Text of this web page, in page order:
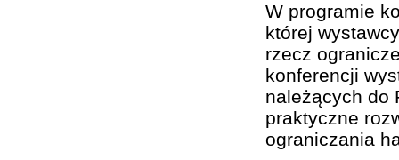
W programie
której
rzecz
konferencji
należących do
praktyczne
ograniczania